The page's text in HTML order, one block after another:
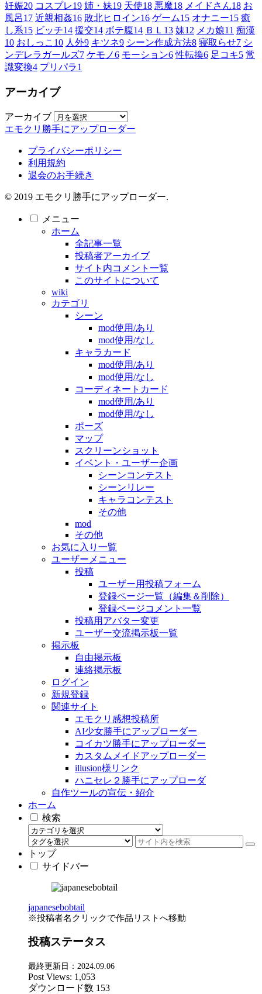
妊娠20 コスプレ19 姉・妹19 天使18 悪魔18 メイドさん18 お
風呂17 近親相姦16 敗北ヒロイン16 ゲーム15 オナニー15 癒
し系15 ビッチ14 援交14 ボテ腹14 ＢＬ 13 妹12 メカ娘11 痴漢
10 おしっこ 10 人外9 キツネ9 シーン作成方法8 寝取らせ7 シ
ンデレラガールズ7 ケモノ6 モーション6 性転換6 足コキ5 常
識変換4 プリパラ1
アーカイブ
アーカイブ
エモクリ勝手にアップローダー
プライバシーポリシー
利用規約
退会のお手続き
© 2019 エモクリ勝手にアップローダー.
メニュー
ホーム
全記事一覧
投稿者アーカイブ
サイト内コメント一覧
このサイトについて
wiki
カテゴリ
シーン
mod使用/あり
mod使用/なし
キャラカード
mod使用/あり
mod使用/なし
コーディネートカード
mod使用/あり
mod使用/なし
ポーズ
マップ
スクリーンショット
イベント・ユーザー企画
シーンコンテスト
シーンリレー
キャラコンテスト
その他
mod
その他
お気に入り一覧
ユーザーメニュー
投稿
ユーザー用投稿フォーム
登録ページ一覧（編集＆削除）
登録ページコメント一覧
投稿用アバター変更
ユーザー交流掲示板一覧
掲示板
自由掲示板
連絡掲示板
ログイン
新規登録
関連サイト
エモクリ感想投稿所
AI少女勝手にアップローダー
コイカツ勝手にアップローダー
カスタムメイドアップローダー
illusion様リンク
ハニセレ２勝手にアップローダ
自作ツールの宣伝・紹介
ホーム
検索
トップ
サイドバー
japanesebobtail
※投稿者名クリックで作品リストへ移動
投稿ステータス
最終更新日：2024.09.06
Post Views: 1,053
ダウンロード数 153